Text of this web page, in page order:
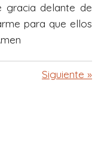
gracia delante de
para que ellos
Siguiente »